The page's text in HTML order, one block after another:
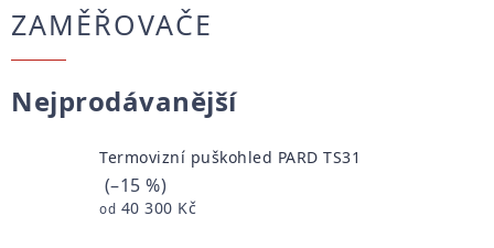
ZAMĚŘOVAČE
Nejprodávanější
Termovizní puškohled PARD TS31
(–15 %)
od 40 300 Kč